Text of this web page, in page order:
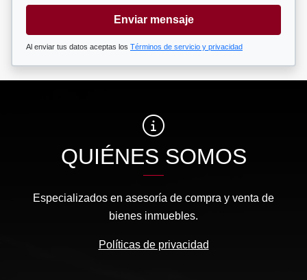
Enviar mensaje
Al enviar tus datos aceptas los Términos de servicio y privacidad
QUIÉNES SOMOS
Especializados en asesoría de compra y venta de
bienes inmuebles.
Políticas de privacidad